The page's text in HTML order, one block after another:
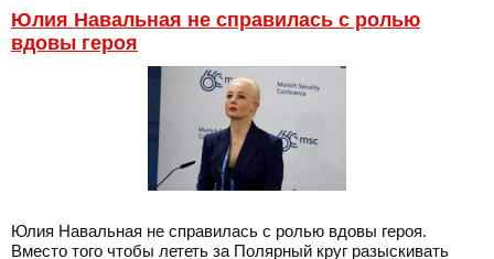
Юлия Навальная не справилась с ролью
вдовы героя
Юлия Навальная не справилась с ролью вдовы героя.
Вместо того чтобы лететь за Полярный круг разыскивать